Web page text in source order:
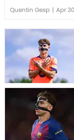
Quentin Gesp | Apr